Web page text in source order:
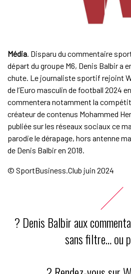
Média. Disparu du commentaire
départ du groupe M6, Denis Balbir a
chute. Le journaliste sportif rejoint
de l’Euro masculin de football 2024
commentera notamment la
créateur de contenus Mohammed
publiée sur les réseaux sociaux ce
parodie le dérapage, hors antenne
de Denis Balbir en 2018.
© SportBusiness.Club juin 2024
?️ Denis Balbir aux
sans filtre… ou